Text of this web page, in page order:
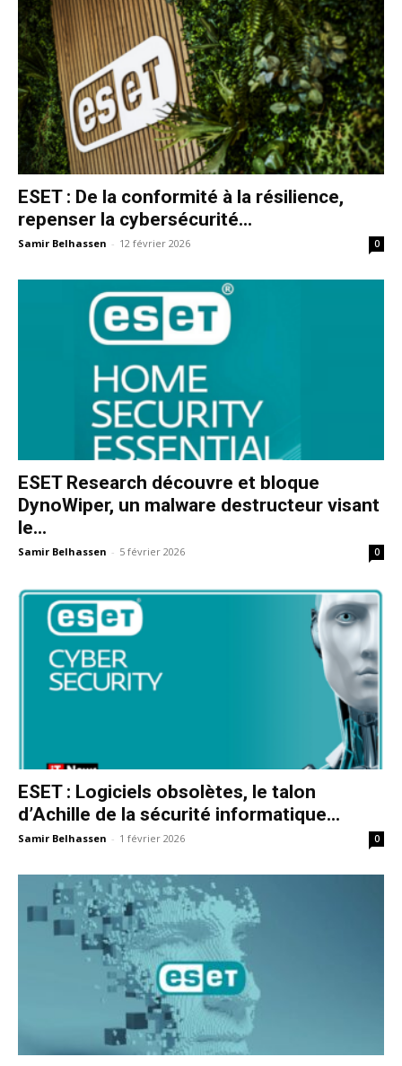
ESET : De la conformité à la résilience,
repenser la cybersécurité...
Samir Belhassen - 12 février 2026 0
ESET Research découvre et bloque
DynoWiper, un malware destructeur visant
le...
Samir Belhassen - 5 février 2026 0
ESET : Logiciels obsolètes, le talon
d’Achille de la sécurité informatique...
Samir Belhassen - 1 février 2026 0